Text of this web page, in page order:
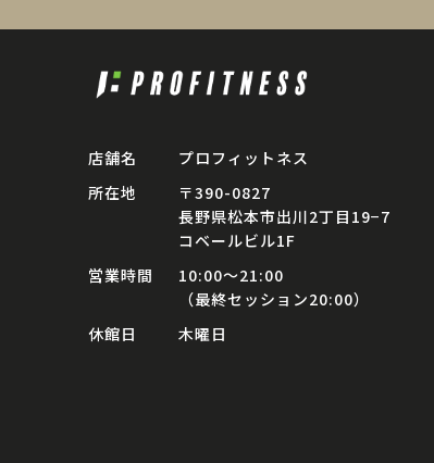
店舗名
プロフィットネス
所在地
〒390-0827
長野県松本市出川2丁目19−7
コベールビル1F
営業時間
10:00〜21:00
（最終セッション20:00）
休館日
木曜日